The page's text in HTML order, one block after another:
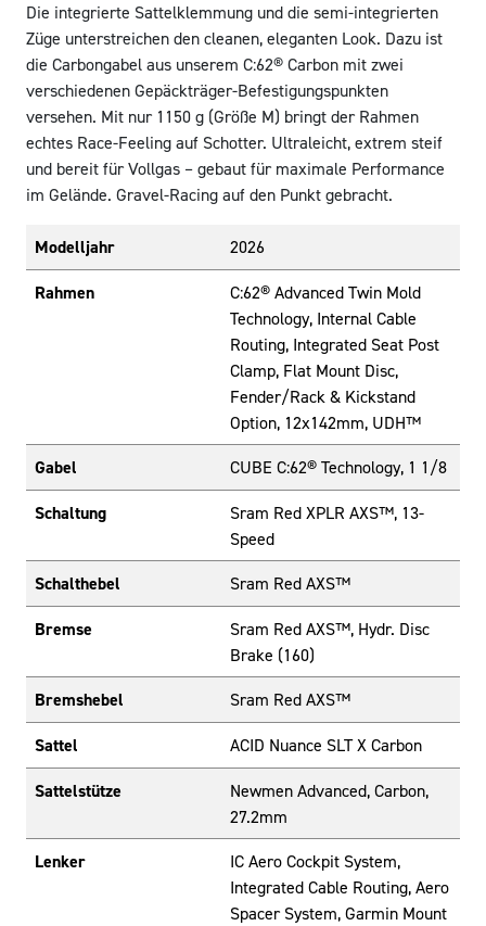
Die integrierte Sattelklemmung und die semi-integrierten
Züge unterstreichen den cleanen, eleganten Look. Dazu ist
die Carbongabel aus unserem C:62® Carbon mit zwei
verschiedenen Gepäckträger-Befestigungspunkten
versehen. Mit nur 1150 g (Größe M) bringt der Rahmen
echtes Race-Feeling auf Schotter. Ultraleicht, extrem steif
und bereit für Vollgas – gebaut für maximale Performance
im Gelände. Gravel-Racing auf den Punkt gebracht.
Modelljahr 2026
Rahmen
C:62® Advanced Twin Mold
Technology, Internal Cable
Routing, Integrated Seat Post
Clamp, Flat Mount Disc,
Fender/Rack & Kickstand
Option, 12x142mm, UDH™
Gabel CUBE C:62® Technology, 1 1/8
Schaltung
Sram Red XPLR AXS™, 13-
Speed
Schalthebel Sram Red AXS™
Bremse
Sram Red AXS™, Hydr. Disc
Brake (160)
Bremshebel Sram Red AXS™
Sattel ACID Nuance SLT X Carbon
Sattelstütze
Newmen Advanced, Carbon,
27.2mm
Lenker
IC Aero Cockpit System,
Integrated Cable Routing, Aero
Spacer System, Garmin Mount